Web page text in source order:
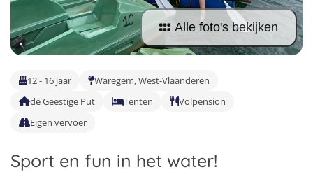
Alle foto's bekijken
12 - 16 jaar
Waregem, West-Vlaanderen
de Geestige Put
Tenten
Volpension
Eigen vervoer
Sport en fun in het water!